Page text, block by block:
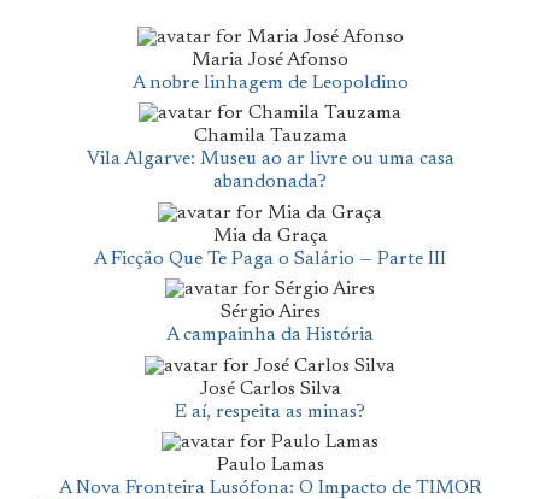
Maria José Afonso
A nobre linhagem de Leopoldino
Chamila Tauzama
Vila Algarve: Museu ao ar livre ou uma casa
abandonada?
Mia da Graça
A Ficção Que Te Paga o Salário — Parte III
Sérgio Aires
A campainha da História
José Carlos Silva
E aí, respeita as minas?
Paulo Lamas
A Nova Fronteira Lusófona: O Impacto de TIMOR